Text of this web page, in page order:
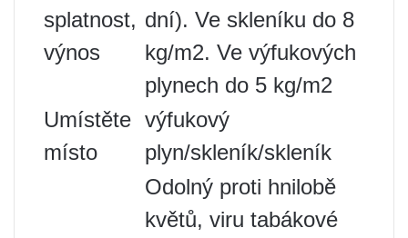
splatnost,
výnos
dní). Ve skleníku do 8
kg/m2. Ve výfukových
plynech do 5 kg/m2
Umístěte
místo
výfukový
plyn/skleník/skleník
Odolný proti hnilobě
květů, viru tabákové